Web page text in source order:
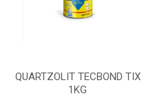
QUARTZOLIT TECBOND TIX
1KG